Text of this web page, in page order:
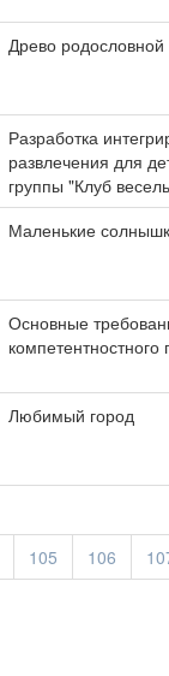
Древо
Разработка
развлечения для
группы "Клуб
Маленькие
Основные
Любимый город
105 106